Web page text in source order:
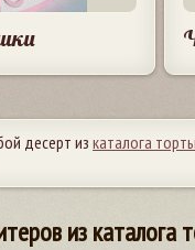
десерт из каталога
из каталога